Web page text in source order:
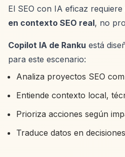
El SEO con IA eficaz requiere
en contexto SEO real, no
Copilot IA de Ranku está
para este escenario:
Analiza proyectos SEO
Entiende contexto local,
Prioriza acciones según
Traduce datos en